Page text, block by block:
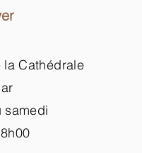
la Cathédrale
samedi